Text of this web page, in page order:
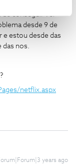
de conseguir ver
desde 9 de
e estou desde das
das nos.
netflix.aspx
years ago